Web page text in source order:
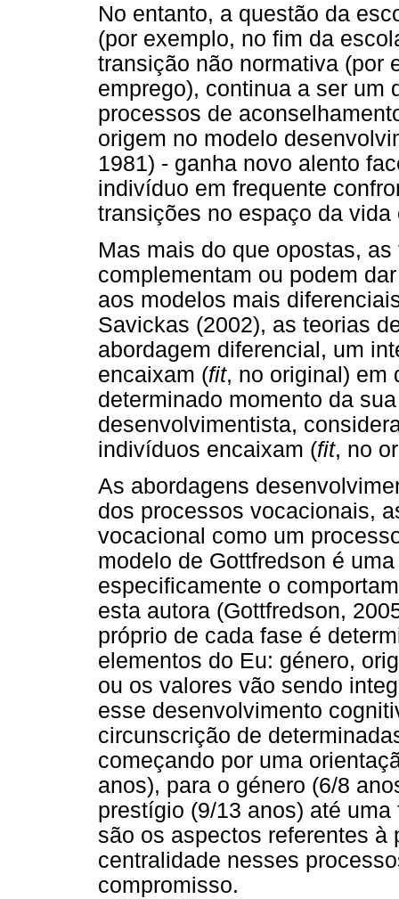
No entanto, a questão da
(por exemplo, no fim da
transição não normativa (por
emprego), continua a ser um
processos de
origem no modelo
1981) - ganha novo alento
indivíduo em frequente
transições no espaço da
Mas mais do que opostas,
complementam ou podem
aos modelos mais
Savickas (2002), as teorias
abordagem diferencial, um
encaixam (fit, no original) em
determinado momento da
desenvolvimentista,
indivíduos encaixam (fit, no
As abordagens
dos processos vocacionais,
vocacional como um
modelo de Gottfredson é
especificamente o
esta autora (Gottfredson,
próprio de cada fase é
elementos do Eu: género,
ou os valores vão sendo
esse desenvolvimento
circunscrição de
começando por uma
anos), para o género (6/8
prestígio (9/13 anos) até
são os aspectos referentes à
centralidade nesses
compromisso.